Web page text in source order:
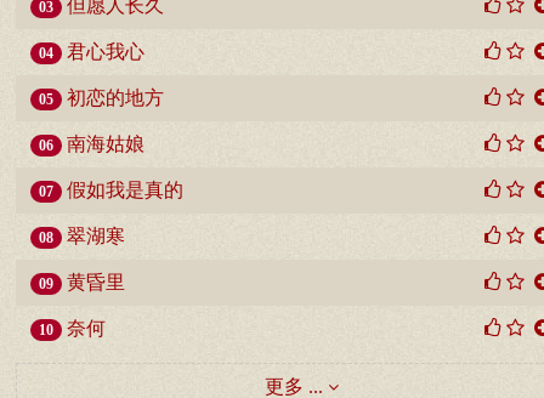
03 但愿人长久
04 君心我心
05 初恋的地方
06 南海姑娘
07 假如我是真的
08 翠湖寒
09 黄昏里
10 奈何
更多 ...